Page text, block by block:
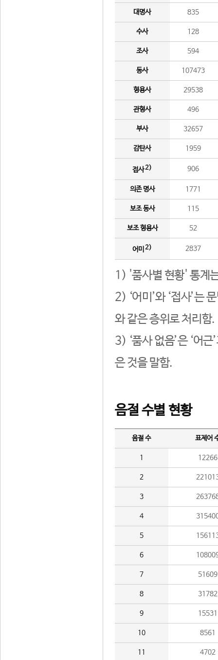
대명사 835
수사 128
조사 594
동사 107473
형용사 29538
관형사 496
부사 32657
감탄사 1959
접사2) 906
의존 명사 1771
보조 동사 115
보조 형용사 52
어미 2) 2837
1) '품사별 현황' 통계
2) ‘어미’와 ‘접사’는
와 같은 층위로 처리함.
3) ‘품사 없음’은 ‘어
은 것을 말함.
음절 수별 현황
음절 수 표제어
1 12266
2
3
4
5
6
7 51609
8 31782
9 15531
10 8561
11 4702